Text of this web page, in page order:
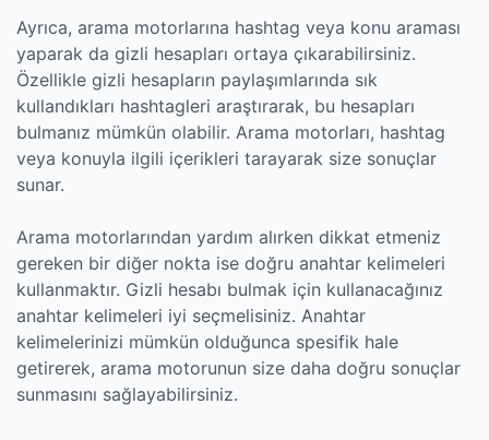
Ayrıca, arama motorlarına hashtag veya konu araması
yaparak da gizli hesapları ortaya çıkarabilirsiniz.
Özellikle gizli hesapların paylaşımlarında sık
kullandıkları hashtagleri araştırarak, bu hesapları
bulmanız mümkün olabilir. Arama motorları, hashtag
veya konuyla ilgili içerikleri tarayarak size sonuçlar
sunar.
Arama motorlarından yardım alırken dikkat etmeniz
gereken bir diğer nokta ise doğru anahtar kelimeleri
kullanmaktır. Gizli hesabı bulmak için kullanacağınız
anahtar kelimeleri iyi seçmelisiniz. Anahtar
kelimelerinizi mümkün olduğunca spesifik hale
getirerek, arama motorunun size daha doğru sonuçlar
sunmasını sağlayabilirsiniz.